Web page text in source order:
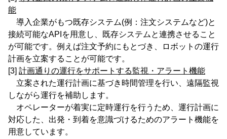
能
導入企業がもつ既存システム(例：注文システムなど)と
接続可能なAPIを用意し、既存システムと連携させること
が可能です。例えば注文予約にもとづき、ロボットの運行
計画を立案することが可能です。
[3] 計画通りの運行をサポートする監視・アラート機能
立案された運行計画に基づき時間管理を行い、遠隔監視
しながら運行を補助します。
オペレーターが着実に定時運行を行うため、運行計画に
対応した、出発・到着を意識づけるためのアラート機能を
用意しています。